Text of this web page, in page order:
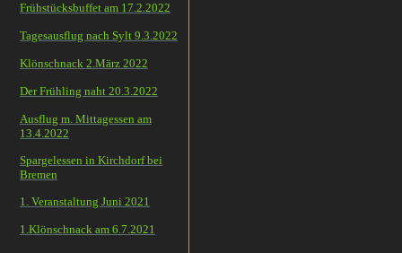
Frühstücksbuffet am 17.2.2022
Tagesausflug nach Sylt 9.3.2022
Klönschnack 2.März 2022
Der Frühling naht 20.3.2022
Ausflug m. Mittagessen am
13.4.2022
Spargelessen in Kirchdorf bei
Bremen
1. Veranstaltung Juni 2021
1.Klönschnack am 6.7.2021